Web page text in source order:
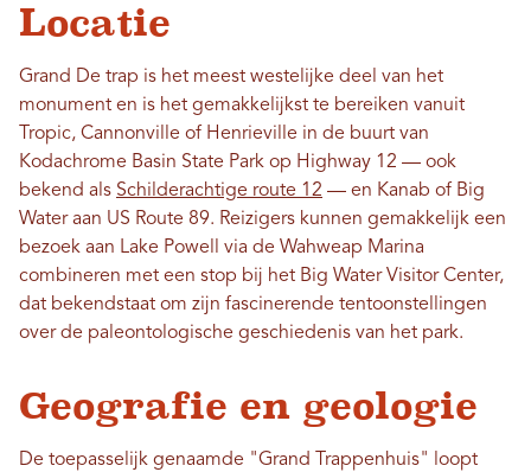
Locatie
Grand De trap is het meest westelijke deel van het
monument en is het gemakkelijkst te bereiken vanuit
Tropic, Cannonville of Henrieville in de buurt van
Kodachrome Basin State Park op Highway 12 — ook
bekend als Schilderachtige route 12 — en Kanab of Big
Water aan US Route 89. Reizigers kunnen gemakkelijk een
bezoek aan Lake Powell via de Wahweap Marina
combineren met een stop bij het Big Water Visitor Center,
dat bekendstaat om zijn fascinerende tentoonstellingen
over de paleontologische geschiedenis van het park.
Geografie en geologie
De toepasselijk genaamde "Grand Trappenhuis" loopt